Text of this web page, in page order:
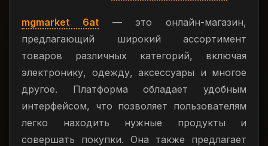
mgmarket 6at— это онлайн-магазин,
предлагающий широкий ассортимент
товаров различных категорий, включая
электронику, одежду, аксессуары и многое
другое. Платформа обладает удобным
интерфейсом, что позволяет пользователям
легко находить нужные продукты и
совершать покупки. Она также предлагает